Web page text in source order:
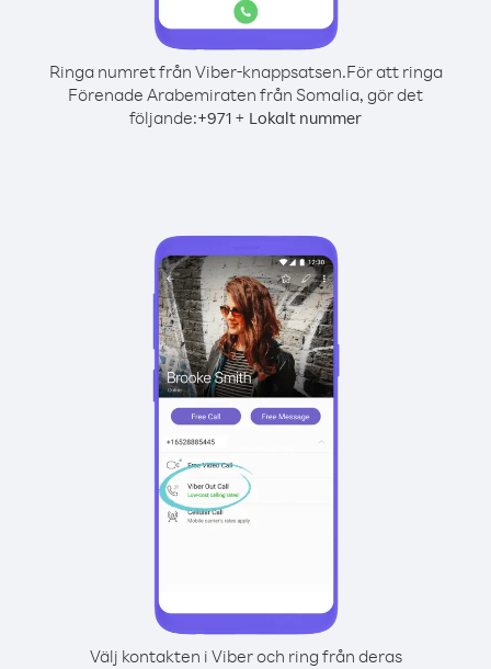
Ringa numret från Viber-knappsatsen.För att ringa
Förenade Arabemiraten från Somalia, gör det
följande:+971 + Lokalt nummer
Välj kontakten i Viber och ring från deras